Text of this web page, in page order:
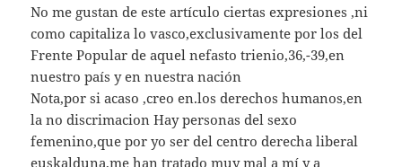
No me gustan de este artículo ciertas expresiones ,ni
como capitaliza lo vasco,exclusivamente por los del
Frente Popular de aquel nefasto trienio,36,-39,en
nuestro país y en nuestra nación
Nota,por si acaso ,creo en.los derechos humanos,en
la no discrimacion Hay personas del sexo
femenino,que por yo ser del centro derecha liberal
euskalduna,me han tratado muy mal a mí y a